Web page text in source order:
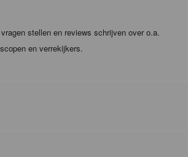
stellen en reviews schrijven over o.a.
en verrekijkers.